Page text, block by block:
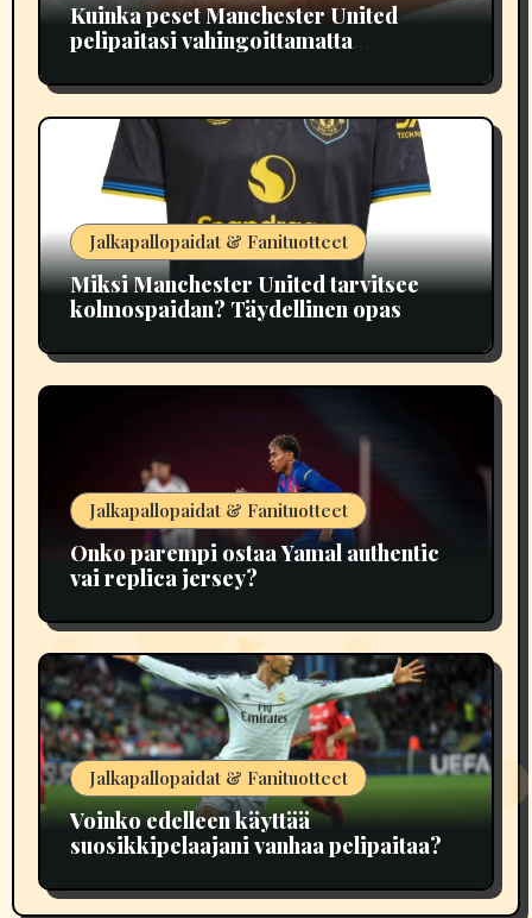
Kuinka peset Manchester United
pelipaitasi vahingoittamatta
Jalkapallopaidat & Fanituotteet
Miksi Manchester United tarvitsee
kolmospaidan? Täydellinen opas
Jalkapallopaidat & Fanituotteet
Onko parempi ostaa Yamal authentic
vai replica jersey?
Jalkapallopaidat & Fanituotteet
Voinko edelleen käyttää
suosikkipelaajani vanhaa pelipaitaa?